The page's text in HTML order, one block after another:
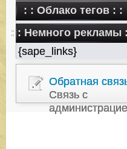
: : Облако тегов : :
: : Немного рекламы
{sape_links}
Обратная
Связь с